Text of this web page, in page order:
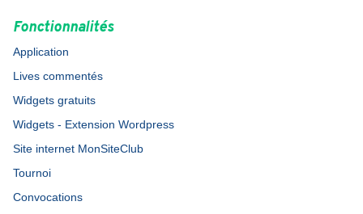
Fonctionnalités
Application
Lives commentés
Widgets gratuits
Widgets - Extension Wordpress
Site internet MonSiteClub
Tournoi
Convocations